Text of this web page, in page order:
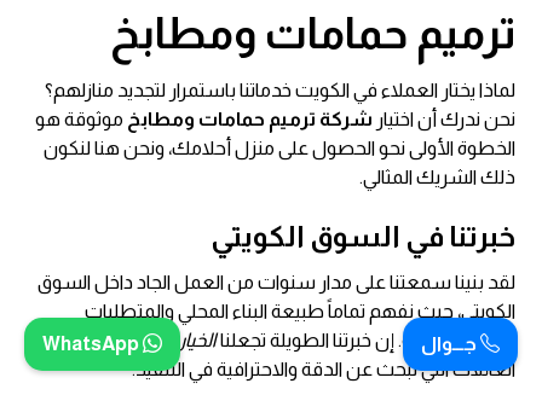
ترميم حمامات ومطابخ
لماذا يختار العملاء في الكويت خدماتنا باستمرار لتجديد منازلهم؟
نحن ندرك أن اختيار شركة ترميم حمامات ومطابخ موثوقة هو
الخطوة الأولى نحو الحصول على منزل أحلامك، ونحن هنا لنكون
ذلك الشريك المثالي.
خبرتنا في السوق الكويتي
لقد بنينا سمعتنا على مدار سنوات من العمل الجاد داخل السوق
الكويتي، حيث نفهم تماماً طبيعة البناء المحلي والمتطلبات
المناخية الخاصة. إن خبرتنا الطويلة تجعلناالخيار الأولللكثير من
العائلات التي تبحث عن الدقة والاحترافية في التنفيذ.
جـــوال